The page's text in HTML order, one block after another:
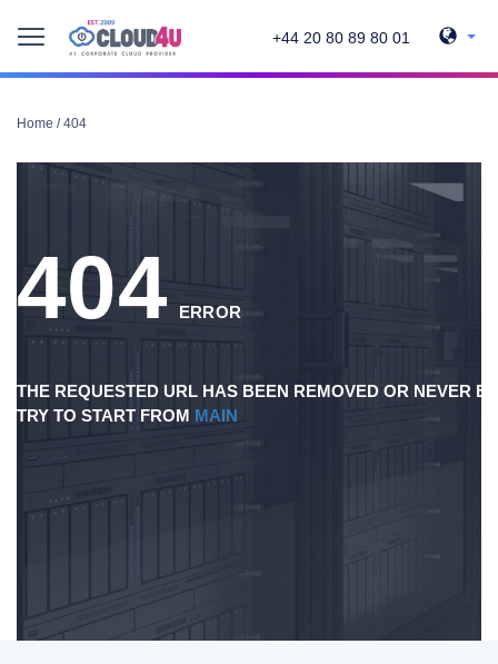
+44 20 80 89 80 01
Home /404
404 ERROR
THE REQUESTED URL HAS BEEN REMOVED OR NEVER
TRY TO START FROM MAIN